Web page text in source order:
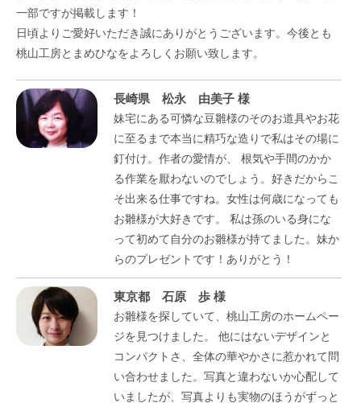
一部ですが掲載します！
日頃よりご愛好いただき誠にありがとうございます。今後とも
桃山工房とまめひなをよろしくお願い致します。
長崎県 松永 由美子 様
妹宅にある可憐な豆雛様のそのお道具やお花
に至るまで本当に精巧な造りで私はその場に
釘付け。作者の愛情が、 根気や手間のかか
る作業を厭わないのでしょう。好きだからこ
そ出来る仕事ですね。女性は何歳になっても
お雛様が大好きです。 私は孫のいる身にな
って初めて自分のお雛様が持てました。妹か
らのプレゼントです！ありがとう！
東京都 石原 歩 様
お雛様を探していて、桃山工房のホームペー
ジを見つけました。 他にはないデザインと
コンパクトさ、全体の華やかさに惹かれて問
い合わせました。写真と違わないか心配して
いましたが、写真よりも実物のほうがずっと